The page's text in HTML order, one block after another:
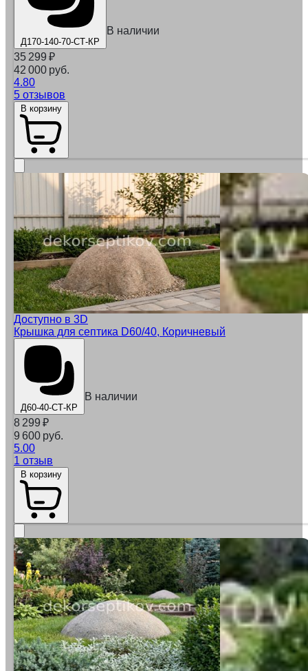
Д170-140-70-СТ-КР
В наличии
35 299 ₽
42 000 руб.
4.80
5 отзывов
Доступно в 3D
Крышка для септика D60/40, Коричневый
Д60-40-СТ-КР
В наличии
8 299 ₽
9 600 руб.
5.00
1 отзыв